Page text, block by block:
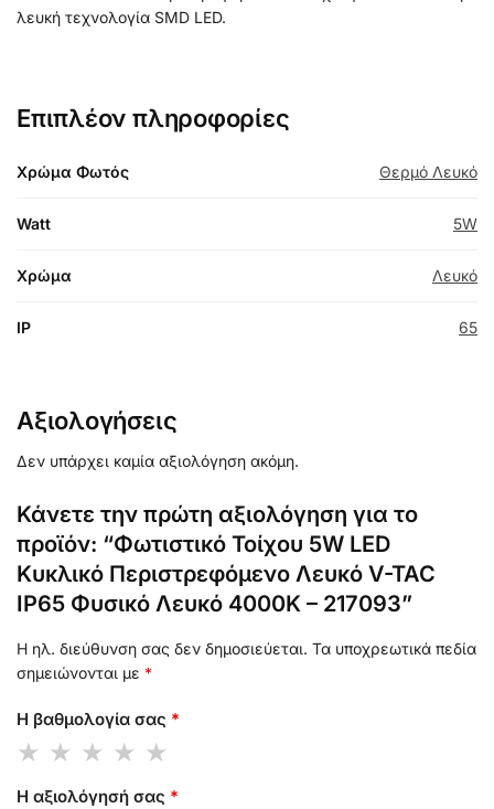
λευκή τεχνολογία SMD LED.
Επιπλέον πληροφορίες
Χρώμα Φωτός Θερμό Λευκό
Watt 5W
Χρώμα Λευκό
IP 65
Αξιολογήσεις
Δεν υπάρχει καμία αξιολόγηση ακόμη.
Κάνετε την πρώτη αξιολόγηση για το
προϊόν: “Φωτιστικό Τοίχου 5W LED
Κυκλικό Περιστρεφόμενο Λευκό V-TAC
IP65 Φυσικό Λευκό 4000K – 217093”
Η ηλ. διεύθυνση σας δεν δημοσιεύεται. Τα υποχρεωτικά πεδία
σημειώνονται με *
Η βαθμολογία σας *
Η αξιολόγησή σας *